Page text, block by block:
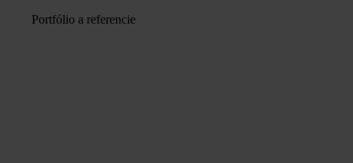
Portfólio a referencie